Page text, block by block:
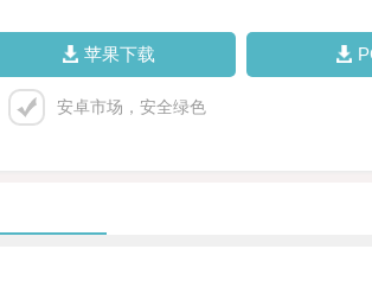
苹果下载
安卓市场，安全绿色